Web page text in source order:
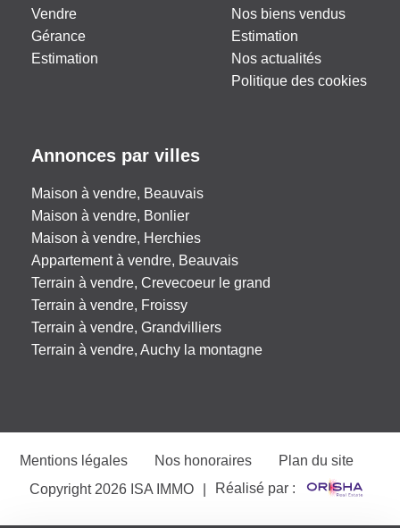
Vendre
Gérance
Estimation
Nos biens vendus
Estimation
Nos actualités
Politique des cookies
Annonces par villes
Maison à vendre, Beauvais
Maison à vendre, Bonlier
Maison à vendre, Herchies
Appartement à vendre, Beauvais
Terrain à vendre, Crevecoeur le grand
Terrain à vendre, Froissy
Terrain à vendre, Grandvilliers
Terrain à vendre, Auchy la montagne
Mentions légales Nos honoraires
Plan du site
Copyright 2026 ISA IMMO
Réalisé par :